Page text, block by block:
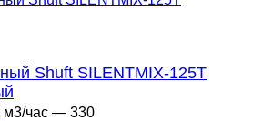
Shuft SILENTMIX-125T
м3/час — 330